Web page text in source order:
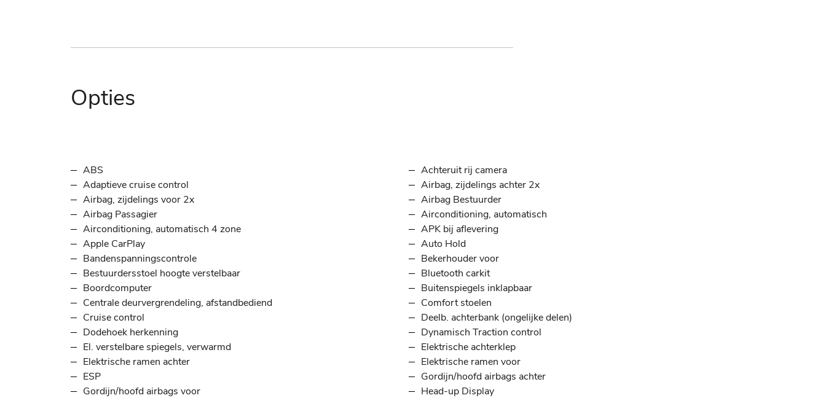
Opties
ABS
Achteruit rij camera
Adaptieve cruise control
Airbag, zijdelings achter 2x
Airbag, zijdelings voor 2x
Airbag Bestuurder
Airbag Passagier
Airconditioning, automatisch
Airconditioning, automatisch 4 zone
APK bij aflevering
Apple CarPlay
Auto Hold
Bandenspanningscontrole
Bekerhouder voor
Bestuurdersstoel hoogte verstelbaar
Bluetooth carkit
Boordcomputer
Buitenspiegels inklapbaar
Centrale deurvergrendeling, afstandbediend
Comfort stoelen
Cruise control
Deelb. achterbank (ongelijke delen)
Dodehoek herkenning
Dynamisch Traction control
El. verstelbare spiegels, verwarmd
Elektrische achterklep
Elektrische ramen achter
Elektrische ramen voor
ESP
Gordijn/hoofd airbags achter
Gordijn/hoofd airbags voor
Head-up Display